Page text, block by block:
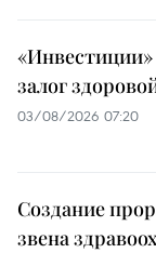
«Инвестиции»
залог
03/08/2026 07:20
Создание
звена